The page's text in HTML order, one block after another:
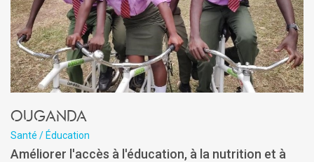
Ouganda
Santé / Éducation
Améliorer l'accès à l'éducation, à la nutrition et à